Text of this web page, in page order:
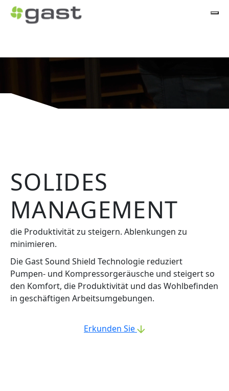
SOLIDES
MANAGEMENT
die Produktivität zu steigern. Ablenkungen zu
minimieren.
Die Gast Sound Shield Technologie reduziert
Pumpen- und Kompressorgeräusche und steigert so
den Komfort, die Produktivität und das Wohlbefinden
in geschäftigen Arbeitsumgebungen.
Erkunden Sie